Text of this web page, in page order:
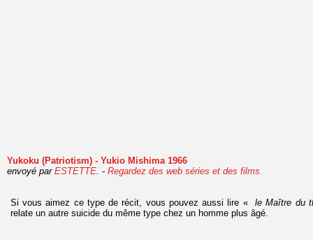
Yukoku (Patriotism) - Yukio Mishima 1966
envoyé par ESTETTE. - Regardez des web séries et des films.
Si vous aimez ce type de récit, vous pouvez aussi lire «le Maître du
relate un autre suicide du même type chez un homme plus âgé.